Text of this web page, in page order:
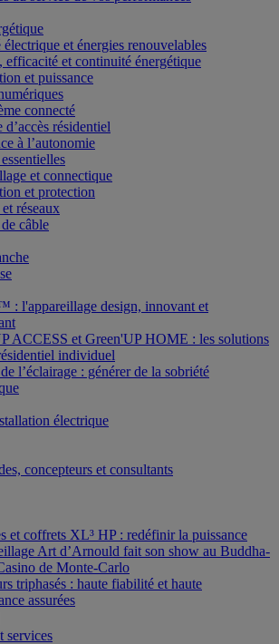
et énergies renouvelables
efficacité et continuité énergétique
et puissance
connecté
résidentiel
à l’autonomie
et connectique
et protection
réseaux
câble
: l'appareillage design, innovant et
ACCESS et Green'UP HOME : les solutions
individuel
l’éclairage : générer de la sobriété
électrique
concepteurs et consultants
et coffrets XL³ HP : redéfinir la puissance
Art d’Arnould fait son show au Buddha-
de Monte-Carlo
triphasés : haute fiabilité et haute
assurées
services